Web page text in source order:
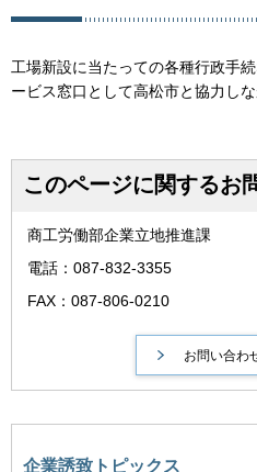
工場新設に当たっての各種行政手
ービス窓口として高松市と協力し
このページに関するお
商工労働部企業立地推進課
電話：087-832-3355
FAX：087-806-0210
企業誘致トピックス